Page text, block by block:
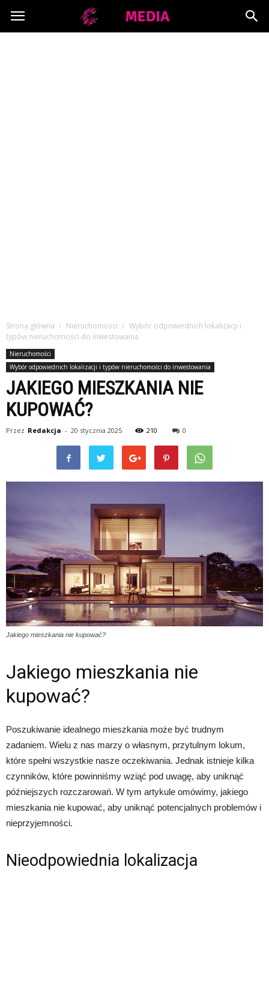
Copymedia.pl
Strona główna Nieruchomości
Wybór odpowiednich lokalizacji i
typów nieruchomości do inwestowania
Nieruchomości
Wybór odpowiednich lokalizacji i typów nieruchomości do inwestowania
JAKIEGO MIESZKANIA NIE
KUPOWAĆ?
Przez Redakcja - 20 stycznia 2025 210 0
Jakiego mieszkania nie kupować?
Jakiego mieszkania nie
kupować?
Poszukiwanie idealnego mieszkania może być trudnym
zadaniem. Wielu z nas marzy o własnym, przytulnym lokum,
które spełni wszystkie nasze oczekiwania. Jednak istnieje kilka
czynników, które powinniśmy wziąć pod uwagę, aby uniknąć
późniejszych rozczarowań. W tym artykule omówimy, jakiego
mieszkania nie kupować, aby uniknąć potencjalnych problemów i
nieprzyjemności.
Nieodpowiednia lokalizacja